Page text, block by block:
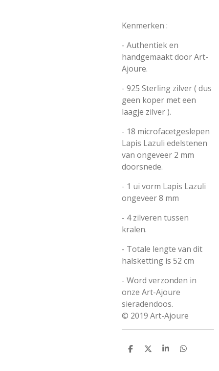
Kenmerken :
- Authentiek en
handgemaakt doorArt-
Ajoure.
- 925 Sterling zilver ( dus
geen koper met een
laagje zilver ).
- 18 microfacetgeslepen
Lapis Lazuli edelstenen
van ongeveer 2 mm
doorsnede.
- 1 ui vorm Lapis Lazuli
ongeveer 8 mm
- 4 zilveren tussen
kralen.
- Totale lengte van dit
halsketting is 52 cm
- Word verzonden in
onze Art-Ajoure
sieradendoos.
© 2019 Art-Ajoure
D
D
S
D